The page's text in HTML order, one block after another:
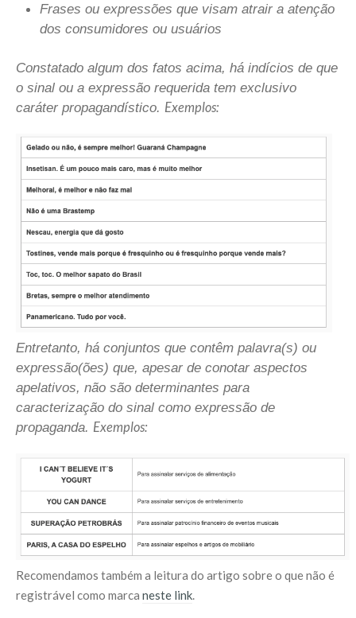
Frases ou expressões que visam atrair a atenção
dos consumidores ou usuários
Constatado algum dos fatos acima, há indícios de que
o sinal ou a expressão requerida tem exclusivo
caráter propagandístico. Exemplos:
Entretanto, há conjuntos que contêm palavra(s) ou
expressão(ões) que, apesar de conotar aspectos
apelativos, não são determinantes para
caracterização do sinal como expressão de
propaganda. Exemplos:
Recomendamos também a leitura do artigo sobre o que não é
registrável como marca neste link.